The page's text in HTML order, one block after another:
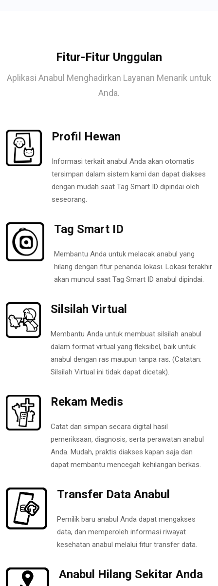
Fitur-Fitur Unggulan
Aplikasi Anabul Menghadirkan Layanan Menarik untuk
Anda.
Profil Hewan
Informasi terkait anabul Anda akan otomatis
tersimpan dalam sistem kami dan dapat diakses
dengan mudah saat Tag Smart ID dipindai oleh
seseorang.
Tag Smart ID
Membantu Anda untuk melacak anabul yang
hilang dengan fitur penanda lokasi. Lokasi terakhir
akan muncul saat Tag Smart ID anabul dipindai.
Silsilah Virtual
Membantu Anda untuk membuat silsilah anabul
dalam format virtual yang fleksibel, baik untuk
anabul dengan ras maupun tanpa ras. (Catatan:
Silsilah Virtual ini tidak dapat dicetak).
Rekam Medis
Catat dan simpan secara digital hasil
pemeriksaan, diagnosis, serta perawatan anabul
Anda. Mudah, praktis diakses kapan saja dan
dapat membantu mencegah kehilangan berkas.
Transfer Data Anabul
Pemilik baru anabul Anda dapat mengakses
data, dan memperoleh informasi riwayat
kesehatan anabul melalui fitur transfer data.
Anabul Hilang Sekitar Anda